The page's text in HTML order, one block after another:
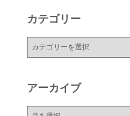
カテゴリー
ー
アーカイブ